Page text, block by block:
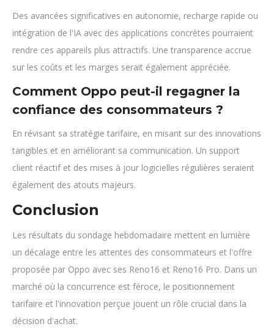
Des avancées significatives en autonomie, recharge rapide ou
intégration de l'IA avec des applications concrètes pourraient
rendre ces appareils plus attractifs. Une transparence accrue
sur les coûts et les marges serait également appréciée.
Comment Oppo peut-il regagner la
confiance des consommateurs ?
En révisant sa stratégie tarifaire, en misant sur des innovations
tangibles et en améliorant sa communication. Un support
client réactif et des mises à jour logicielles régulières seraient
également des atouts majeurs.
Conclusion
Les résultats du sondage hebdomadaire mettent en lumière
un décalage entre les attentes des consommateurs et l'offre
proposée par Oppo avec ses Reno16 et Reno16 Pro. Dans un
marché où la concurrence est féroce, le positionnement
tarifaire et l'innovation perçue jouent un rôle crucial dans la
décision d'achat.